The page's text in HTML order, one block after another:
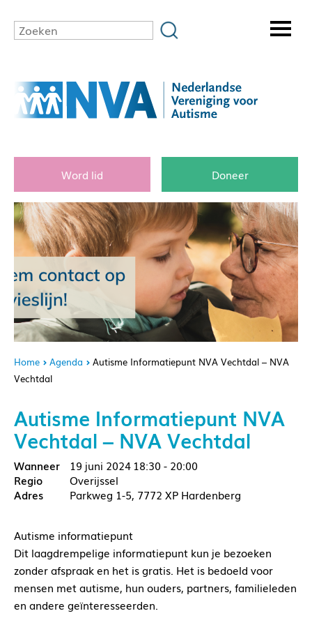
Word lid Doneer
Home Agenda
Autisme Informatiepunt NVA Vechtdal – NVA
Vechtdal
Autisme Informatiepunt NVA
Vechtdal – NVA Vechtdal
19 juni 2024 18:30 - 20:00
Overijssel
Parkweg 1-5, 7772 XP Hardenberg
Autisme informatiepunt
Dit laagdrempelige informatiepunt kun je bezoeken
zonder afspraak en het is gratis. Het is bedoeld voor
mensen met autisme, hun ouders, partners, familieleden
en andere geïnteresseerden.